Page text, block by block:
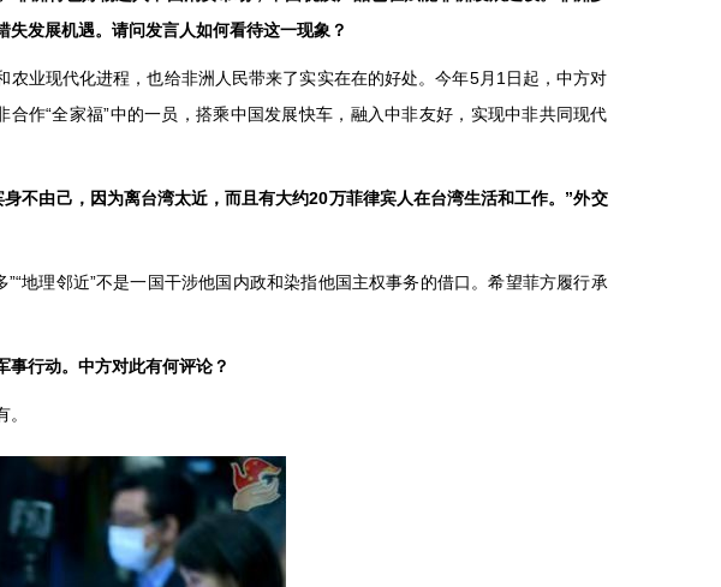
发展机遇。请问发言人如何看待这一现象？
业现代化进程，也给非洲人民带来了实实在在的好处。今年5月1日起，中方对
作“全家福”中的一员，搭乘中国发展快车，融入中非友好，实现中非共同现代
不由己，因为离台湾太近，而且有大约20万菲律宾人在台湾生活和工作。”外交
地理邻近”不是一国干涉他国内政和染指他国主权事务的借口。希望菲方履行承
行动。中方对此有何评论？